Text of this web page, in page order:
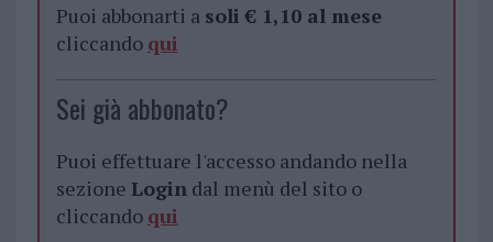
Puoi abbonarti a soli € 1,10 al mese
cliccando qui
Sei già abbonato?
Puoi effettuare l'accesso andando nella
sezione Logindal menù del sito o
cliccando qui